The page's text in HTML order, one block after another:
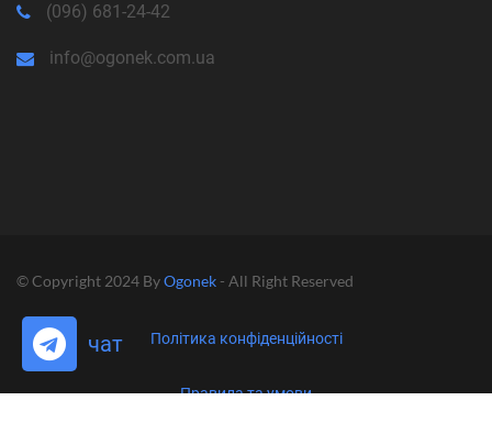
чат
(096) 681-24-42
info@ogonek.com.ua
© Copyright 2024 ByOgonek - All Right Reserved
Політика конфіденційності
Правила та умови